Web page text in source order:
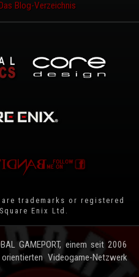
trademarks or registered
Enix Ltd.
GAMEPORT, einem seit 2006
Videogame-Netzwerk